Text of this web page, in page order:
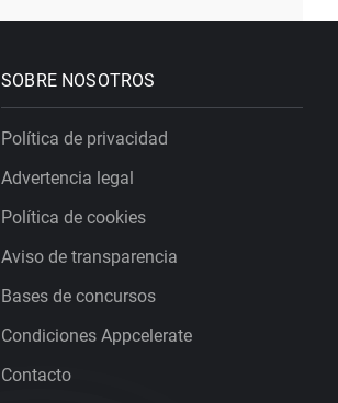
SOBRE NOSOTROS
Política de privacidad
Advertencia legal
Política de cookies
Aviso de transparencia
Bases de concursos
Condiciones Appcelerate
Contacto